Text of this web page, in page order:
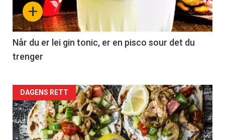
+
Når du er lei gin tonic, er en pisco sour det du
trenger
Forsiden
akkurat
DAGENS RETT